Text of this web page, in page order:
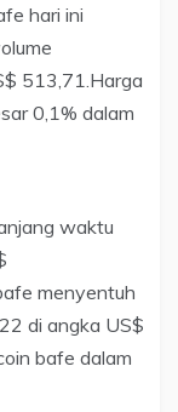
hari ini
513,71.Harga
0,1% dalam
waktu
menyentuh
di angka US$
bafe dalam